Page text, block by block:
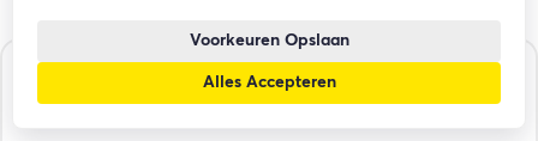
Adviesprijs vanaf:
Auto's filteren
Voorkeuren Opslaan
Alles Accepteren